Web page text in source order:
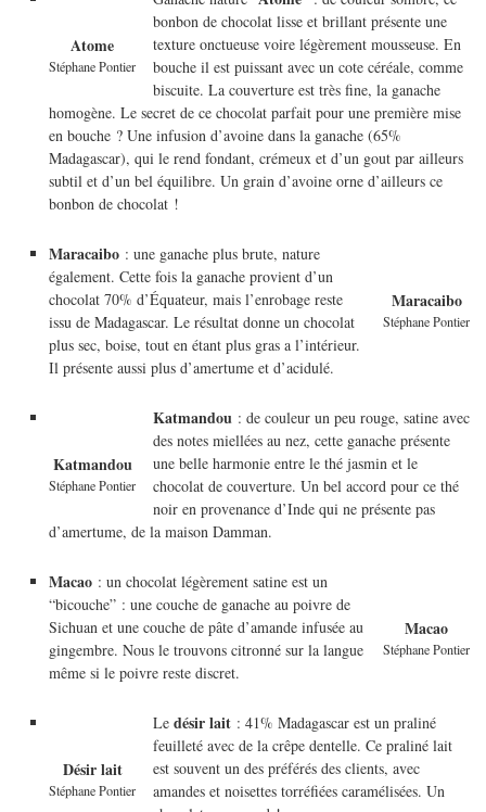
Atome
Stéphane Pontier
bonbon de chocolat lisse et brillant présente une
texture onctueuse voire légèrement mousseuse. En
bouche il est puissant avec un cote céréale, comme
biscuite. La couverture est très fine, la ganache
homogène. Le secret de ce chocolat parfait pour une première mise
en bouche ? Une infusion d’avoine dans la ganache (65%
Madagascar), qui le rend fondant, crémeux et d’un gout par ailleurs
subtil et d’un bel équilibre. Un grain d’avoine orne d’ailleurs ce
bonbon de chocolat !
Maracaibo
Stéphane Pontier
Maracaibo : une ganache plus brute, nature
également. Cette fois la ganache provient d’un
chocolat 70% d’Équateur, mais l’enrobage reste
issu de Madagascar. Le résultat donne un chocolat
plus sec, boise, tout en étant plus gras a l’intérieur.
Il présente aussi plus d’amertume et d’acidulé.
Katmandou
Stéphane Pontier
Katmandou : de couleur un peu rouge, satine avec
des notes miellées au nez, cette ganache présente
une belle harmonie entre le thé jasmin et le
chocolat de couverture. Un bel accord pour ce thé
noir en provenance d’Inde qui ne présente pas
d’amertume, de la maison Damman.
Macao
Stéphane Pontier
Macao : un chocolat légèrement satine est un
“bicouche” : une couche de ganache au poivre de
Sichuan et une couche de pâte d’amande infusée au
gingembre. Nous le trouvons citronné sur la langue
même si le poivre reste discret.
Désir lait
Stéphane Pontier
Le désir lait : 41% Madagascar est un praliné
feuilleté avec de la crêpe dentelle. Ce praliné lait
est souvent un des préférés des clients, avec
amandes et noisettes torréfiées caramélisées. Un